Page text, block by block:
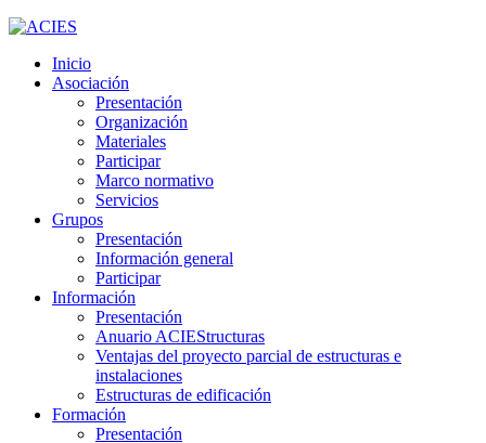
Inicio
Asociación
Presentación
Organización
Materiales
Participar
Marco normativo
Servicios
Grupos
Presentación
Información general
Participar
Información
Presentación
Anuario ACIEStructuras
Ventajas del proyecto parcial de estructuras e
instalaciones
Estructuras de edificación
Formación
Presentación